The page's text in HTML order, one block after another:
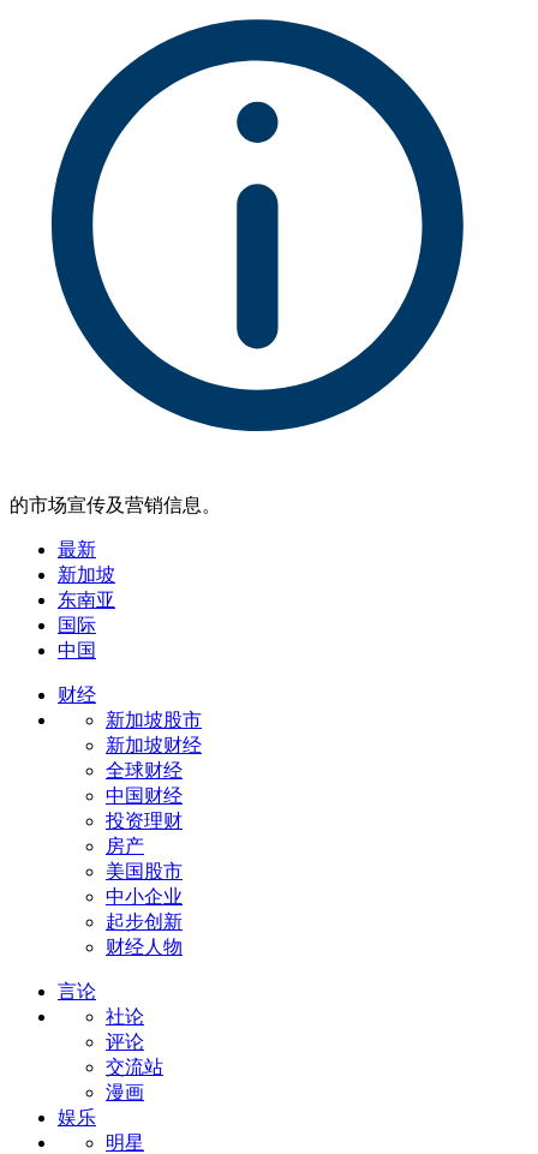
的市场宣传及营销信息。
最新
新加坡
东南亚
国际
中国
财经
新加坡股市
新加坡财经
全球财经
中国财经
投资理财
房产
美国股市
中小企业
起步创新
财经人物
言论
社论
评论
交流站
漫画
娱乐
明星